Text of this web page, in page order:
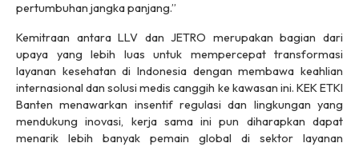
pertumbuhan jangka panjang.”
Kemitraan antara LLV dan JETRO merupakan bagian dari
upaya yang lebih luas untuk mempercepat transformasi
layanan kesehatan di Indonesia dengan membawa keahlian
internasional dan solusi medis canggih ke kawasan ini. KEK ETKI
Banten menawarkan insentif regulasi dan lingkungan yang
mendukung inovasi, kerja sama ini pun diharapkan dapat
menarik lebih banyak pemain global di sektor layanan